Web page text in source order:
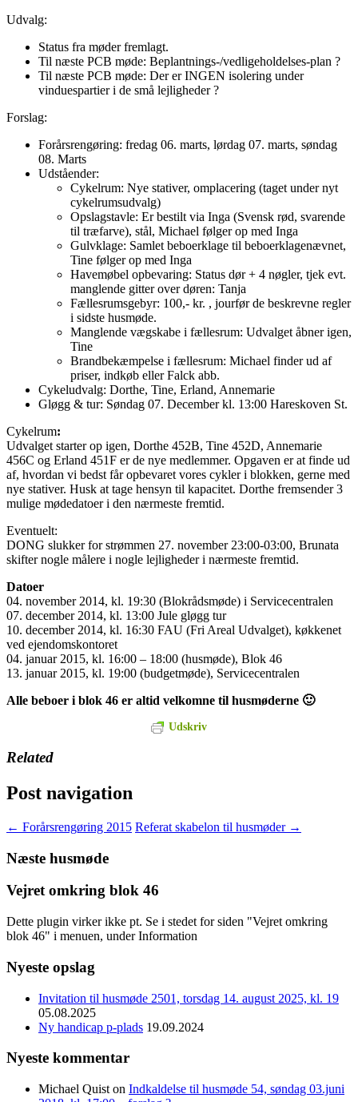
Udvalg:
Status fra møder fremlagt.
Til næste PCB møde: Beplantnings-/vedligeholdelses-plan ?
Til næste PCB møde: Der er INGEN isolering under
vinduespartier i de små lejligheder ?
Forslag:
Forårsrengøring: fredag 06. marts, lørdag 07. marts, søndag
08. Marts
Udståender:
Cykelrum: Nye stativer, omplacering (taget under nyt
cykelrumsudvalg)
Opslagstavle: Er bestilt via Inga (Svensk rød, svarende
til træfarve), stål, Michael følger op med Inga
Gulvklage: Samlet beboerklage til beboerklagenævnet,
Tine følger op med Inga
Havemøbel opbevaring: Status dør + 4 nøgler, tjek evt.
manglende gitter over døren: Tanja
Fællesrumsgebyr: 100,- kr. , jourfør de beskrevne regler
i sidste husmøde.
Manglende vægskabe i fællesrum: Udvalget åbner igen,
Tine
Brandbekæmpelse i fællesrum: Michael finder ud af
priser, indkøb eller Falck abb.
Cykeludvalg: Dorthe, Tine, Erland, Annemarie
Gløgg & tur: Søndag 07. December kl. 13:00 Hareskoven St.
Cykelrum:
Udvalget starter op igen, Dorthe 452B, Tine 452D, Annemarie
456C og Erland 451F er de nye medlemmer. Opgaven er at finde ud
af, hvordan vi bedst får opbevaret vores cykler i blokken, gerne med
nye stativer. Husk at tage hensyn til kapacitet. Dorthe fremsender 3
mulige mødedatoer i den nærmeste fremtid.
Eventuelt:
DONG slukker for strømmen 27. november 23:00-03:00, Brunata
skifter nogle målere i nogle lejligheder i nærmeste fremtid.
Datoer
04. november 2014, kl. 19:30 (Blokrådsmøde) i Servicecentralen
07. december 2014, kl. 13:00 Jule gløgg tur
10. december 2014, kl. 16:30 FAU (Fri Areal Udvalget), køkkenet
ved ejendomskontoret
04. januar 2015, kl. 16:00 – 18:00 (husmøde), Blok 46
13. januar 2015, kl. 19:00 (budgetmøde), Servicecentralen
Alle beboer i blok 46 er altid velkomne til husmøderne 🙂
Udskriv
Related
Post navigation
← Forårsrengøring 2015 Referat skabelon til husmøder →
Næste husmøde
Vejret omkring blok 46
Dette plugin virker ikke pt. Se i stedet for siden "Vejret omkring
blok 46" i menuen, under Information
Nyeste opslag
Invitation til husmøde 2501, torsdag 14. august 2025, kl. 19
05.08.2025
Ny handicap p-plads 19.09.2024
Nyeste kommentar
Michael Quist on Indkaldelse til husmøde 54, søndag 03.juni